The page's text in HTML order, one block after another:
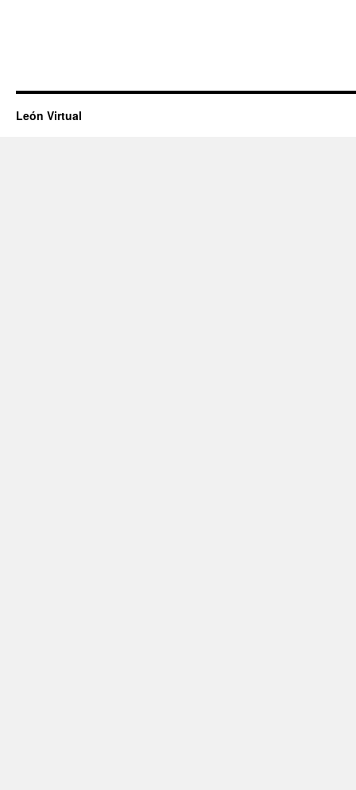
León Virtual